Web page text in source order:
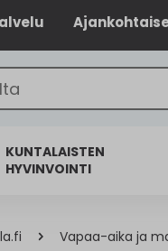
KUNTALAISTEN
HYVINVOINTI
Vapaa-aika ja